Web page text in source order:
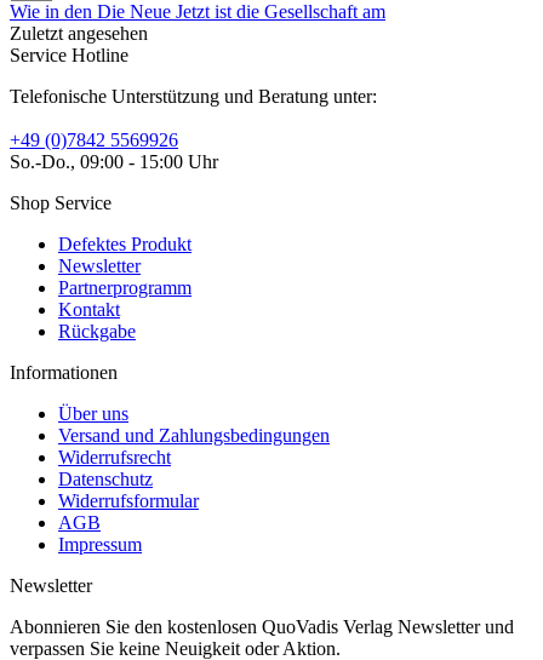
Wie in den Die Neue Jetzt ist die Gesellschaft am
Zuletzt angesehen
Service Hotline
Telefonische Unterstützung und Beratung unter:
+49 (0)7842 5569926
So.-Do., 09:00 - 15:00 Uhr
Shop Service
Defektes Produkt
Newsletter
Partnerprogramm
Kontakt
Rückgabe
Informationen
Über uns
Versand und Zahlungsbedingungen
Widerrufsrecht
Datenschutz
Widerrufsformular
AGB
Impressum
Newsletter
Abonnieren Sie den kostenlosen QuoVadis Verlag Newsletter und
verpassen Sie keine Neuigkeit oder Aktion.